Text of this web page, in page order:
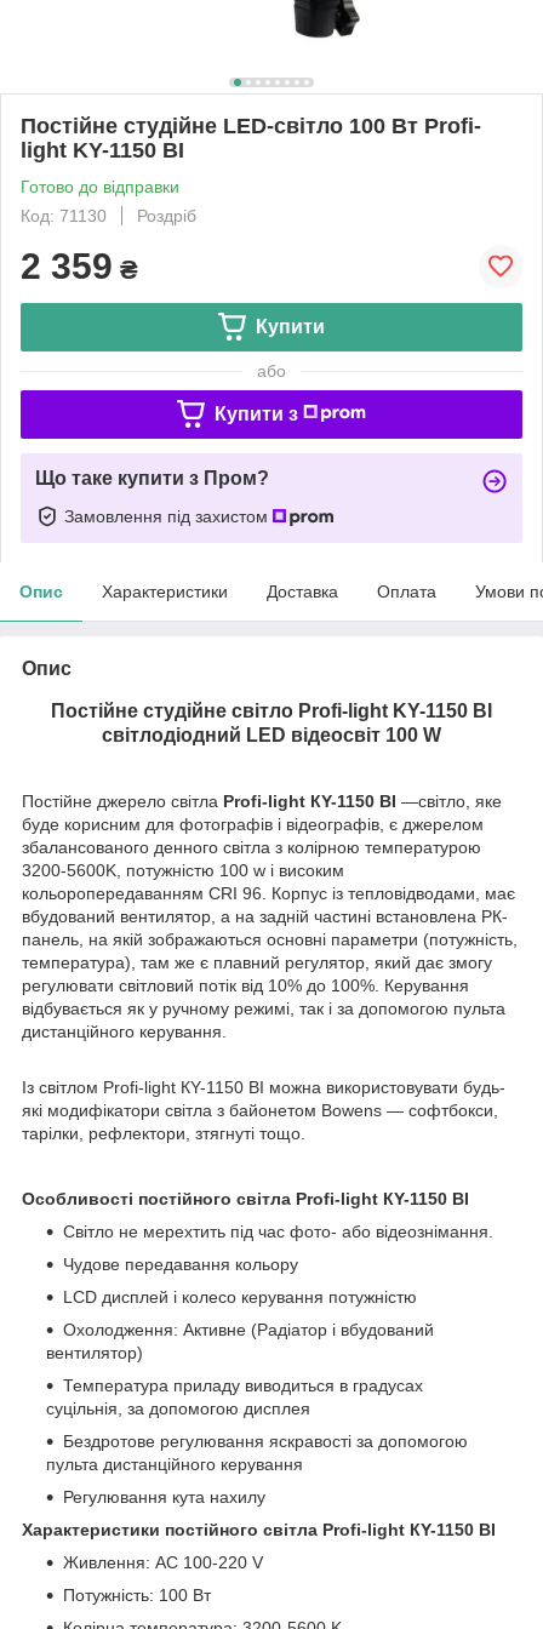
Постійне студійне LED-світло 100 Вт Profi-
light KY-1150 BI
Готово до відправки
Код: 71130
Роздріб
2 359 ₴
Купити
або
Купити з
Що таке купити з Пром?
Замовлення під захистом
Опис Характеристики Доставка Оплата Умови
Опис
Постійне студійне світло Profi-light KY-1150 BI
світлодіодний LED відеосвіт 100 W
Постійне джерело світла Profi-light КY-1150 BI —світло, яке
буде корисним для фотографів і відеографів, є джерелом
збалансованого денного світла з колірною температурою
3200-5600K, потужністю 100 w і високим
кольоропередаванням CRI 96. Корпус із тепловідводами, має
вбудований вентилятор, а на задній частині встановлена РК-
панель, на якій зображаються основні параметри (потужність,
температура), там же є плавний регулятор, який дає змогу
регулювати світловий потік від 10% до 100%. Керування
відбувається як у ручному режимі, так і за допомогою пульта
дистанційного керування.
Із світлом Profi-light КY-1150 BI можна використовувати будь-
які модифікатори світла з байонетом Bowens — софтбокси,
тарілки, рефлектори, зтягнуті тощо.
Особливості постійного світла Profi-light КY-1150 BI
Світло не мерехтить під час фото- або відеознімання.
Чудове передавання кольору
LCD дисплей і колесо керування потужністю
Охолодження: Активне (Радіатор і вбудований
вентилятор)
Температура приладу виводиться в градусах
суцільнія, за допомогою дисплея
Бездротове регулювання яскравості за допомогою
пульта дистанційного керування
Регулювання кута нахилу
Характеристики постійного світла Profi-light КY-1150 BI
Живлення: AC 100-220 V
Потужність: 100 Вт